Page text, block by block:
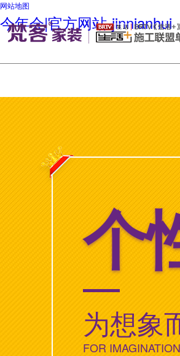
网站地图
今年会|官方网站-jinnianhui
个
为想象
FOR